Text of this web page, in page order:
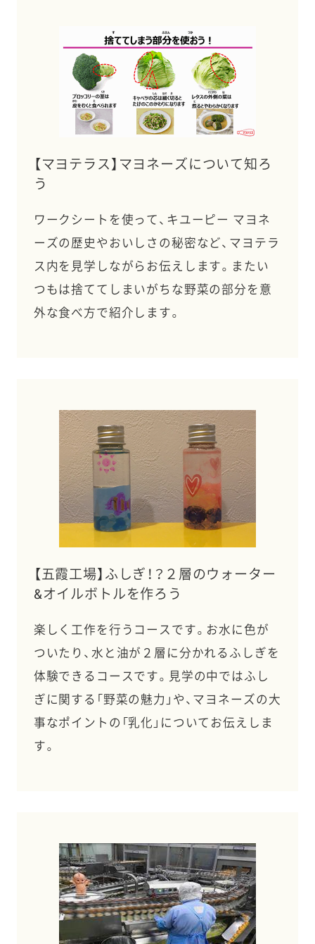
【マヨテラス】マヨネーズについて知ろ
う
ワークシートを使って、キユーピー マヨネ
ーズの歴史やおいしさの秘密など、マヨテラ
ス内を見学しながらお伝えします。またい
つもは捨ててしまいがちな野菜の部分を意
外な食べ方で紹介します。
【五霞工場】ふしぎ！？２層のウォーター
&オイルボトルを作ろう
楽しく工作を行うコースです。お水に色が
ついたり、水と油が２層に分かれるふしぎを
体験できるコースです。見学の中ではふし
ぎに関する「野菜の魅力」や、マヨネーズの大
事なポイントの「乳化」についてお伝えしま
す。